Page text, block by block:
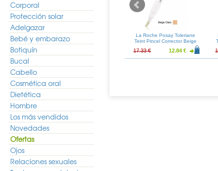
Corporal
Protección solar
Adelgazar
Bebé y embarazo
Botiquín
Bucal
Cabello
Cosmética oral
Dietética
Hombre
Los más vendidos
Novedades
Ofertas
Ojos
Relaciones sexuales
Toleriane
SPF20
30ml
22.60 €
Teint Aqua-Crema SPF20
La Roche Posay Toleriane
Teint Pincel Corrector Beige
17.33 € 12.84 €